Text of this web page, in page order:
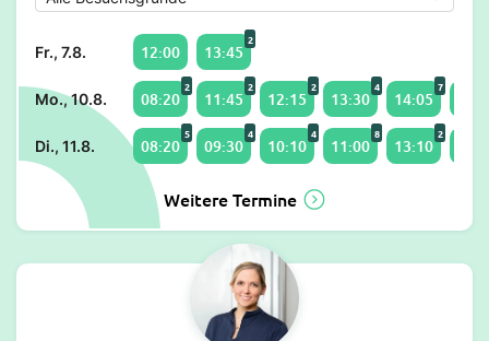
Fr., 7.8. 12:00 13:45
2
Mo., 10.8. 08:20
2
11:45
2
12:15
2
13:30
4
14:05
7
Di., 11.8. 08:20
5
09:30
4
10:10
4
11:00
8
13:10
2
Weitere Termine